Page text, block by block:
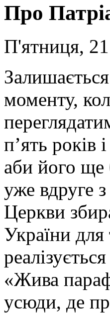
Про
П'ятниця,
моменту,
п’ять років
аби його ще
уже вдруге
Церкви
України для
«Жива
усюди, де